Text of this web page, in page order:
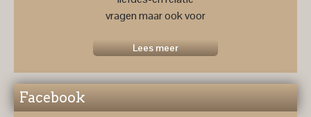
vragen maar ook voor
toekomstprognose ....
Lees meer
Facebook